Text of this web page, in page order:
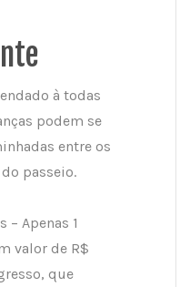
à todas
podem se
entre os
passeio.
– Apenas 1
valor de R$
que